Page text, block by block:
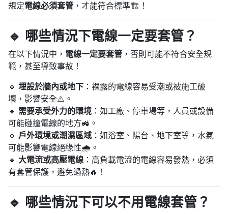
規定電線必須套管 ，才能符合標準🏗️！
🔹 哪些情況下電線一定要套管？
在以下情況中， 電線一定要套管 ，否則可能不符合安全規
範，甚至導致事故！
🔹 埋設於牆內或地下 ：裸露的電線容易受潮或被施工破
壞，影響安全⚠️。
🔹 需要承受外力的環境 ：如工廠、停車場等，人員或設備
可能碰撞電線的地方🚜。
🔹 戶外環境或潮濕區域 ：如浴室、陽台、地下室等，水氣
可能影響電線絕緣性🌧️。
🔹 大電流或高壓電線 ：高負載電流的電線容易發熱，必須
有套管保護，避免過熱🔥！
🔹 哪些情況下可以不用電線套管？